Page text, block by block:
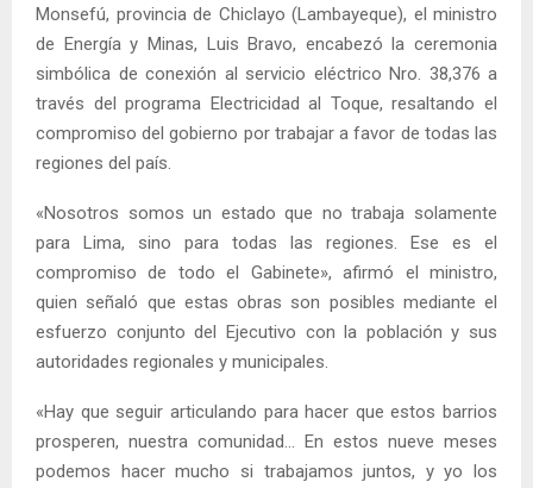
Monsefú, provincia de Chiclayo (Lambayeque), el ministro
de Energía y Minas, Luis Bravo, encabezó la ceremonia
simbólica de conexión al servicio eléctrico Nro. 38,376 a
través del programa Electricidad al Toque, resaltando el
compromiso del gobierno por trabajar a favor de todas las
regiones del país.
«Nosotros somos un estado que no trabaja solamente
para Lima, sino para todas las regiones. Ese es el
compromiso de todo el Gabinete», afirmó el ministro,
quien señaló que estas obras son posibles mediante el
esfuerzo conjunto del Ejecutivo con la población y sus
autoridades regionales y municipales.
«Hay que seguir articulando para hacer que estos barrios
prosperen, nuestra comunidad… En estos nueve meses
podemos hacer mucho si trabajamos juntos, y yo los